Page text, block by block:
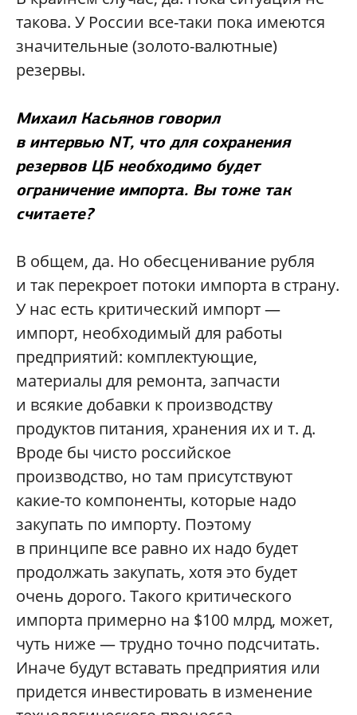
такова. У России все-таки пока имеются
значительные (золото-валютные)
резервы.
Михаил Касьянов говорил
в интервью NT, что для сохранения
резервов ЦБ необходимо будет
ограничение импорта. Вы тоже так
считаете?
В общем, да. Но обесценивание рубля
и так перекроет потоки импорта в страну.
У нас есть критический импорт —
импорт, необходимый для работы
предприятий: комплектующие,
материалы для ремонта, запчасти
и всякие добавки к производству
продуктов питания, хранения их и т. д.
Вроде бы чисто российское
производство, но там присутствуют
какие-то компоненты, которые надо
закупать по импорту. Поэтому
в принципе все равно их надо будет
продолжать закупать, хотя это будет
очень дорого. Такого критического
импорта примерно на $100 млрд, может,
чуть ниже — трудно точно подсчитать.
Иначе будут вставать предприятия или
придется инвестировать в изменение